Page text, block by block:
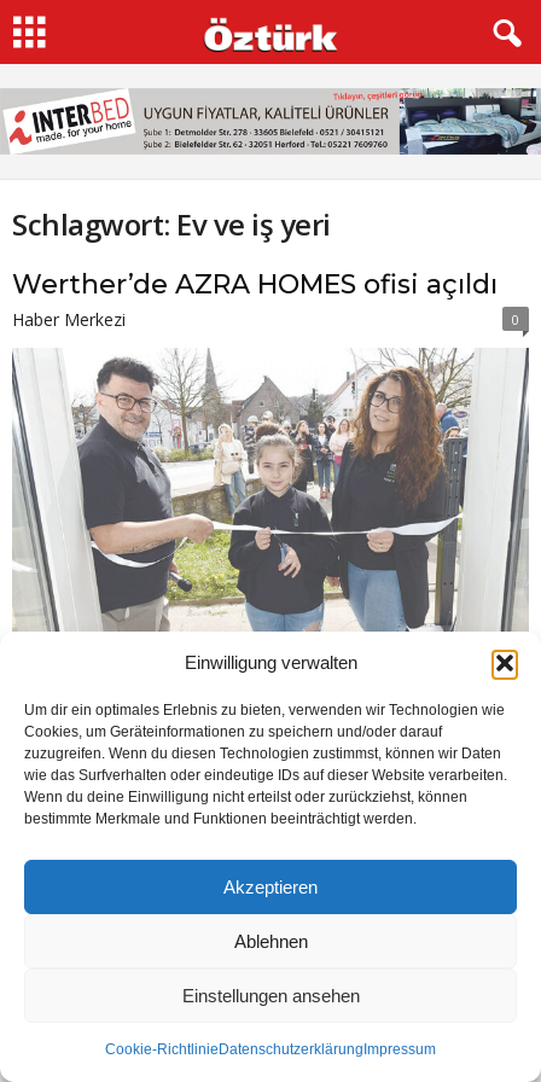
Einwilligung verwalten
Um dir ein optimales Erlebnis zu bieten, verwenden wir Technologien wie
Cookies, um Geräteinformationen zu speichern und/oder darauf
zuzugreifen. Wenn du diesen Technologien zustimmst, können wir Daten
wie das Surfverhalten oder eindeutige IDs auf dieser Website verarbeiten.
Wenn du deine Einwilligung nicht erteilst oder zurückziehst, können
bestimmte Merkmale und Funktionen beeinträchtigt werden.
Akzeptieren
Ablehnen
Einstellungen ansehen
Cookie-Richtlinie Datenschutzerklärung Impressum
Schlagwort: Ev ve iş yeri
Werther’de AZRA HOMES ofisi açıldı
Haber Merkezi 0
WERTHER (Öztürk) Emlak sektöründe hizmet veren AZRA HOMES Immobilien
„Engerstr. 25, 33824 Werther“ adresinde bulunan iletişim ofisi resmen açıldı.
Açılış kurdelasını alkışlar eşliğinde, anne Hilal...
Weiterlesen
Kontakt Datenschutzerklärung
Impressum
© Öztürk Gazetesi 1986 – 2026